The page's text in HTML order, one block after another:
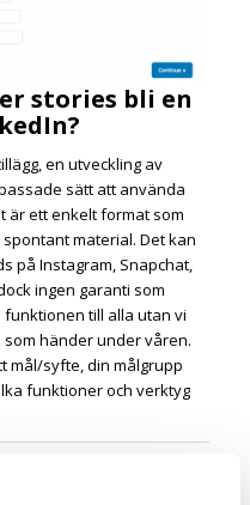
stories bli en
en utveckling av
sätt att använda
är ett enkelt format som
material. Det kan
på Instagram, Snapchat,
ingen garanti som
till alla utan vi
händer under våren.
mål/syfte, din målgrupp
funktioner och verktyg